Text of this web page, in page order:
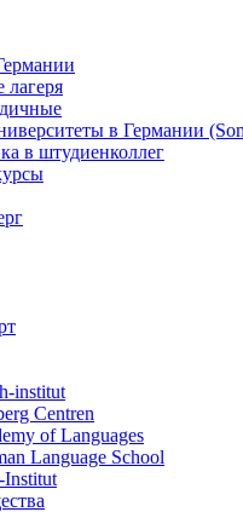
лагеря
в Германии
в штудиенколлег
institut
Centren
of Languages
Language School